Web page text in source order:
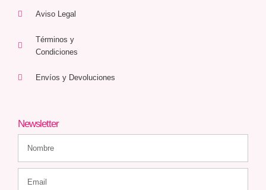
Aviso Legal
Términos y
Condiciones
Envíos y Devoluciones
Newsletter